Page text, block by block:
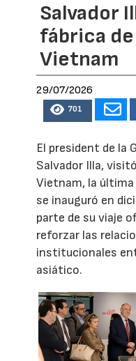
Salvador
fábrica
Vietnam
29/07/2026
701
El president de la
Salvador Illa,
Vietnam, la última
se inauguró en
parte de su viaje
reforzar las
institucionales
asiático.